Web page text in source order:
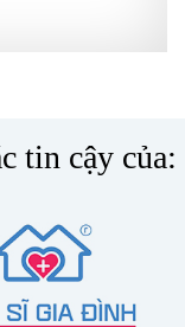
tin cậy của: